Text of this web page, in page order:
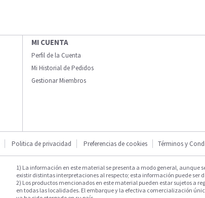
MI CUENTA
Perfil de la Cuenta
Mi Historial de Pedidos
Gestionar Miembros
Politica de privacidad Preferencias de cookies Términos y
1) La información en este material se presenta a modo general, aunque
existir distintas interpretaciones al respecto; esta información puede ser
2) Los productos mencionados en este material pueden estar sujetos a
en todas las localidades. El embarque y la efectiva comercialización